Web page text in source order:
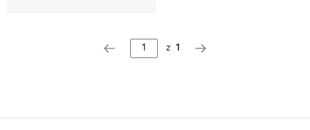
z 1